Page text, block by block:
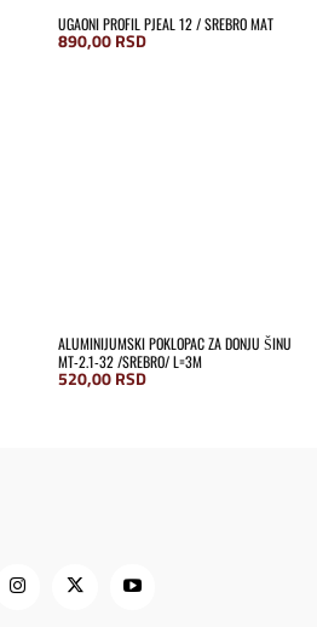
UGAONI PROFIL PJEAL 12 / SREBRO MAT
890,00RSD
ALUMINIJUMSKI POKLOPAC ZA DONJU ŠINU
MT-2.1-32 /SREBRO/ L=3M
520,00RSD